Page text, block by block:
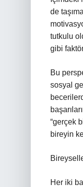
de
tutkulu
gibi
Bu
sosyal
“gerçek
bireyin
Her iki